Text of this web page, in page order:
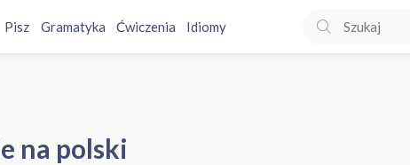
Pisz Gramatyka Ćwiczenia Idiomy
na polski